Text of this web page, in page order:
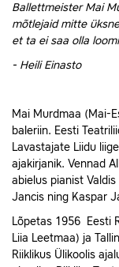
Ballettmeister Mai
mõtlejaid mitte
et ta ei saa olla
- Heili Einasto
Mai Murdmaa (Mai-
baleriin. Eesti
Lavastajate Liidu
ajakirjanik. Vennad
abielus pianist
Jancis ning Kaspar
Lõpetas 1956 Eesti
Liia Leetmaa) ja
Riiklikus Ülikoolis